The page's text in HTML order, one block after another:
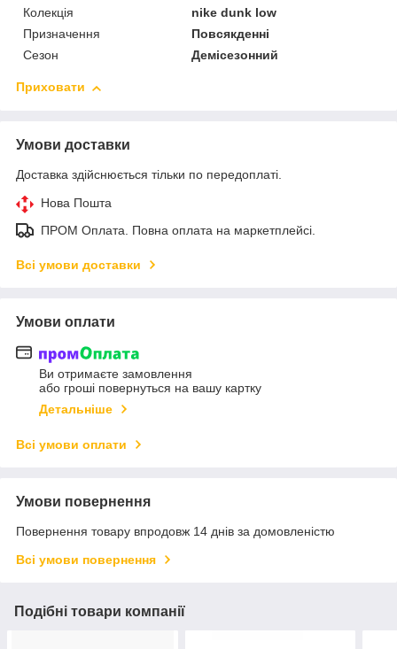
Колекція
nike dunk low
Призначення
Повсякденні
Сезон
Демісезонний
Приховати
Умови доставки
Доставка здійснюється тільки по передоплаті.
Нова Пошта
ПРОМ Оплата. Повна оплата на маркетплейсі.
Всі умови доставки
Умови оплати
Ви отримаєте замовлення
або гроші повернуться на вашу картку
Детальніше
Всі умови оплати
Умови повернення
Повернення товару впродовж 14 днів за домовленістю
Всі умови повернення
Подібні товари компанії